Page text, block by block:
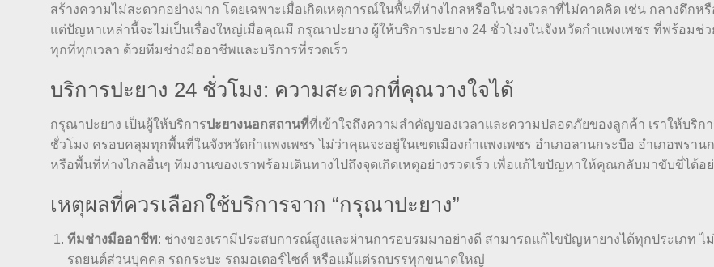
สร้างความไม่สะดวกอย่างมาก โดยเฉพาะเมื่อเกิดเหตุการณ์ในพื้นที่ห่างไกลหรือในช่วงเวลาที่ไม่คาดคิด เช่น กลางดึกห
แต่ปัญหาเหล่านี้จะไม่เป็นเรื่องใหญ่เมื่อคุณมี กรุณาปะยาง ผู้ให้บริการปะยาง 24 ชั่วโมงในจังหวัดกำแพงเพชร ที่พร้อมช่
ทุกที่ทุกเวลา ด้วยทีมช่างมืออาชีพและบริการที่รวดเร็ว
บริการปะยาง 24 ชั่วโมง: ความสะดวกที่คุณวางใจได้
กรุณาปะยาง เป็นผู้ให้บริการปะยางนอกสถานที่ที่เข้าใจถึงความสำคัญของเวลาและความปลอดภัยของลูกค้า เราให้บริก
ชั่วโมง ครอบคลุมทุกพื้นที่ในจังหวัดกำแพงเพชร ไม่ว่าคุณจะอยู่ในเขตเมืองกำแพงเพชร อำเภอลานกระบือ อำเภอพราน
หรือพื้นที่ห่างไกลอื่นๆ ทีมงานของเราพร้อมเดินทางไปถึงจุดเกิดเหตุอย่างรวดเร็ว เพื่อแก้ไขปัญหาให้คุณกลับมาขับขี่ได้อ
เหตุผลที่ควรเลือกใช้บริการจาก “กรุณาปะยาง”
ทีมช่างมืออาชีพ: ช่างของเรามีประสบการณ์สูงและผ่านการอบรมมาอย่างดี สามารถแก้ไขปัญหายางได้ทุกประเภท ไ
รถยนต์ส่วนบุคคล รถกระบะ รถมอเตอร์ไซค์ หรือแม้แต่รถบรรทุกขนาดใหญ่